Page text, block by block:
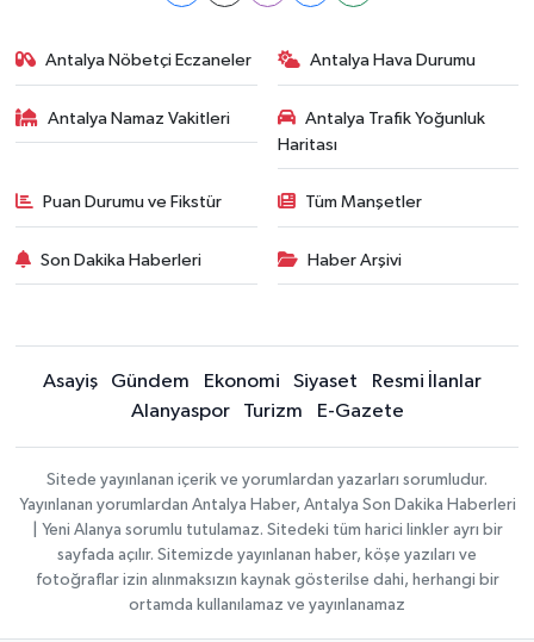
Antalya Nöbetçi Eczaneler Antalya Hava Durumu
Antalya Namaz Vakitleri
Antalya Trafik Yoğunluk
Haritası
Puan Durumu ve Fikstür Tüm Manşetler
Son Dakika Haberleri Haber Arşivi
Asayiş Gündem Ekonomi Siyaset
Resmi İlanlar
Alanyaspor
Turizm E-Gazete
Sitede yayınlanan içerik ve yorumlardan yazarları sorumludur.
Yayınlanan yorumlardan Antalya Haber, Antalya Son Dakika Haberleri
| Yeni Alanya sorumlu tutulamaz. Sitedeki tüm harici linkler ayrı bir
sayfada açılır. Sitemizde yayınlanan haber, köşe yazıları ve
fotoğraflar izin alınmaksızın kaynak gösterilse dahi, herhangi bir
ortamda kullanılamaz ve yayınlanamaz